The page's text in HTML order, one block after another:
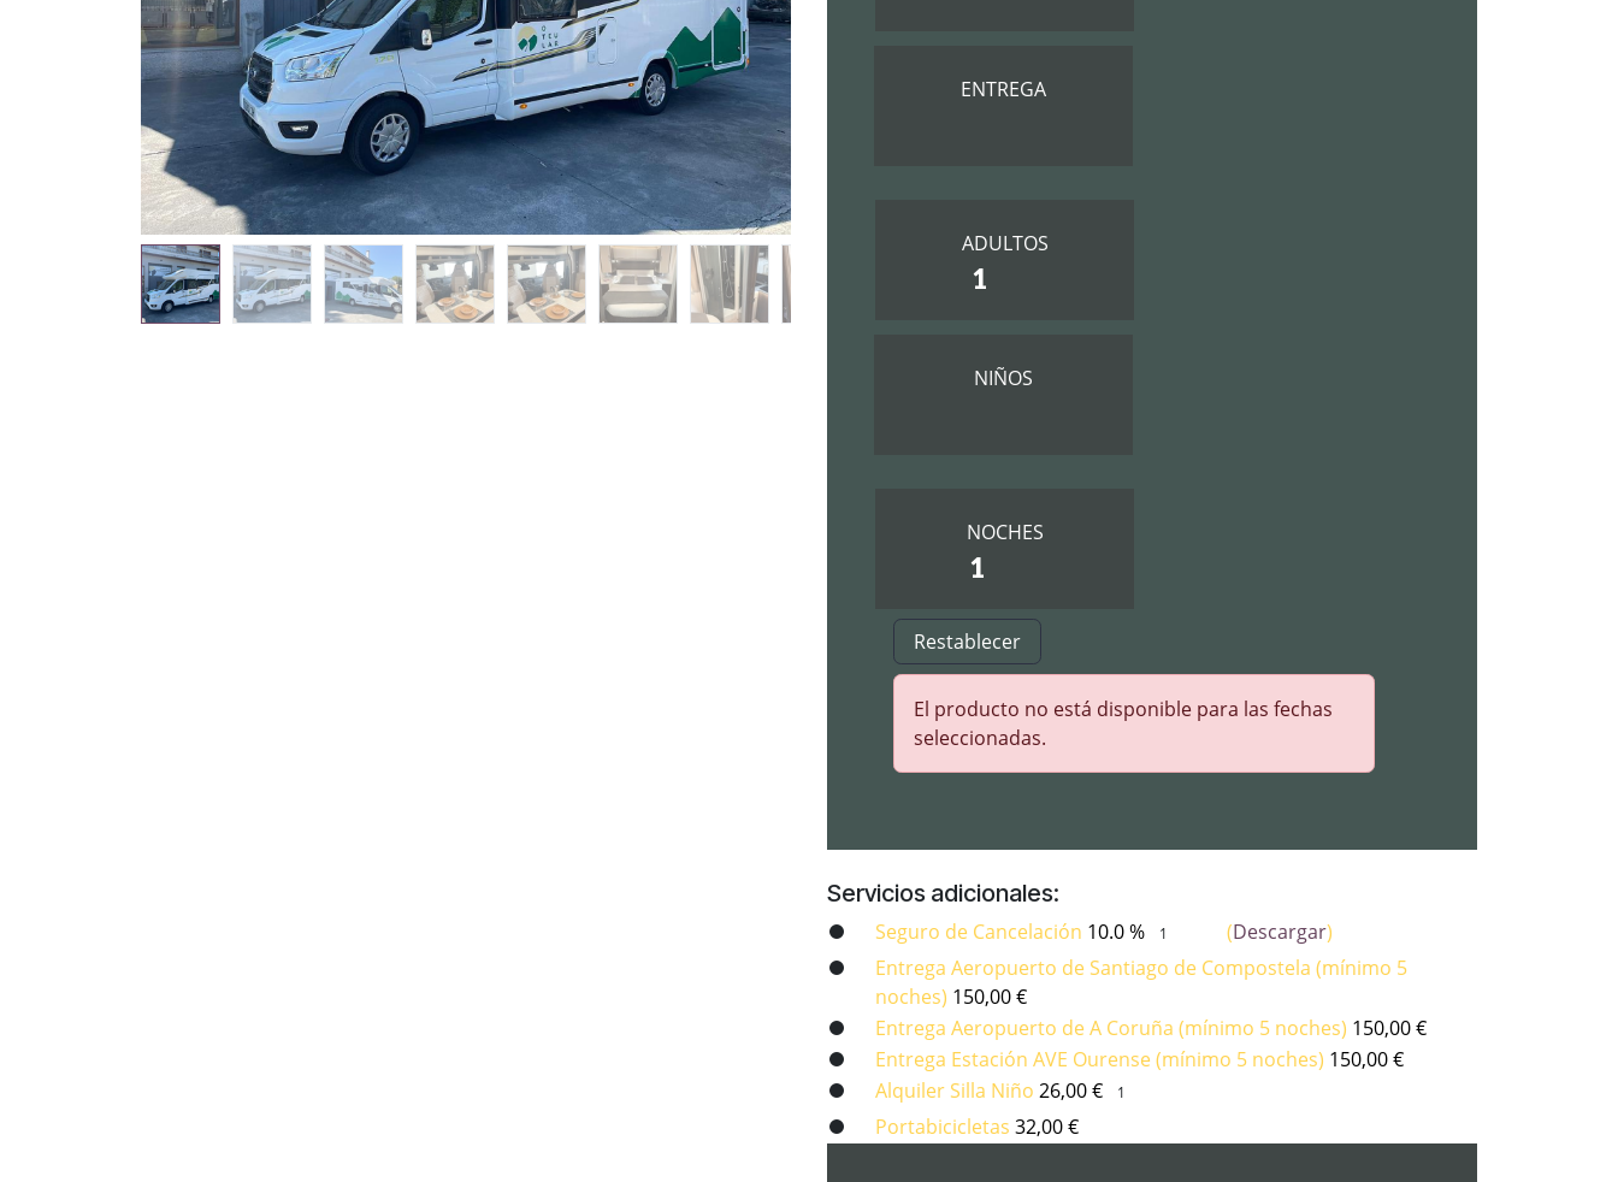
ENTREGA
ADULTOS
NIÑOS
NOCHES
Restablecer
El producto no está disponible para las fechas
seleccionadas.
Servicios adicionales:
Seguro de Cancelación 10.0 % (Descargar)
Entrega Aeropuerto de Santiago de Compostela (mínimo 5
noches) 150,00€
Entrega Aeropuerto de A Coruña (mínimo 5 noches) 150,00€
Entrega Estación AVE Ourense (mínimo 5 noches) 150,00€
Alquiler Silla Niño 26,00€
Portabicicletas 32,00€